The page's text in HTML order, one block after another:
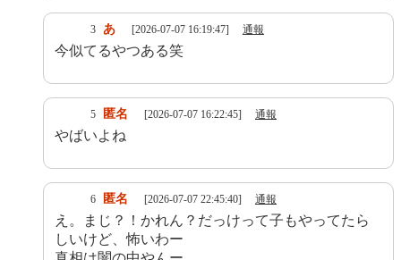
3 あ [2026-07-07 16:19:47] 通報
今似てるやつある笑
5 匿名 [2026-07-07 16:22:45] 通報
やばいよね
6 匿名 [2026-07-07 22:45:40] 通報
え。まじ？！かれん？だっけって子もやってたら
しいけど、怖いわー